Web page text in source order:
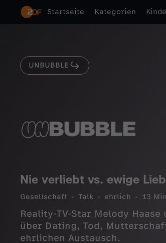
Startseite Kategorien
UNBUBBLE
Nie verliebt vs. ewige
Gesellschaft Talk ehrlich 13
Reality-TV-Star Melody
über Dating, Tod,
ehrlichen Austausch.